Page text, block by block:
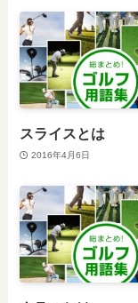
スライスとは
2016年4月6日